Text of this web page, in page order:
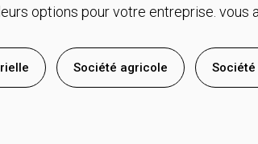
options pour votre entreprise. vous
Société agricole Société